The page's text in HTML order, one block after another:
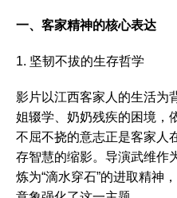
一、客家精神的核心表达
1. 坚韧不拔的生存哲学
影片以江西客家人的生活为
姐辍学、奶奶残疾的困境，
不屈不挠的意志正是客家人
存智慧的缩影。导演武维作
炼为“滴水穿石”的进取精神